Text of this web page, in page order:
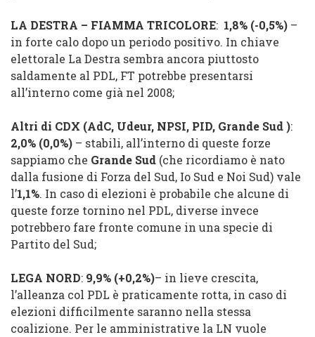
LA DESTRA – FIAMMA TRICOLORE: 1,8% (-0,5%) –
in forte calo dopo un periodo positivo. In chiave
elettorale La Destra sembra ancora piuttosto
saldamente al PDL, FT potrebbe presentarsi
all’interno come già nel 2008;
Altri di CDX (AdC, Udeur, NPSI, PID, Grande Sud):
2,0% (0,0%) – stabili, all’interno di queste forze
sappiamo che Grande Sud (che ricordiamo è nato
dalla fusione di Forza del Sud, Io Sud e Noi Sud) vale
l’1,1%. In caso di elezioni è probabile che alcune di
queste forze tornino nel PDL, diverse invece
potrebbero fare fronte comune in una specie di
Partito del Sud;
LEGA NORD: 9,9% (+0,2%)– in lieve crescita,
l’alleanza col PDL è praticamente rotta, in caso di
elezioni difficilmente saranno nella stessa
coalizione. Per le amministrative la LN vuole